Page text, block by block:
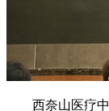
西奈山医疗中